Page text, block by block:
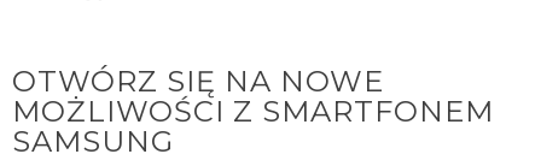
OTWÓRZ SIĘ NA NOWE
MOŻLIWOŚCI Z SMARTFONEM
SAMSUNG